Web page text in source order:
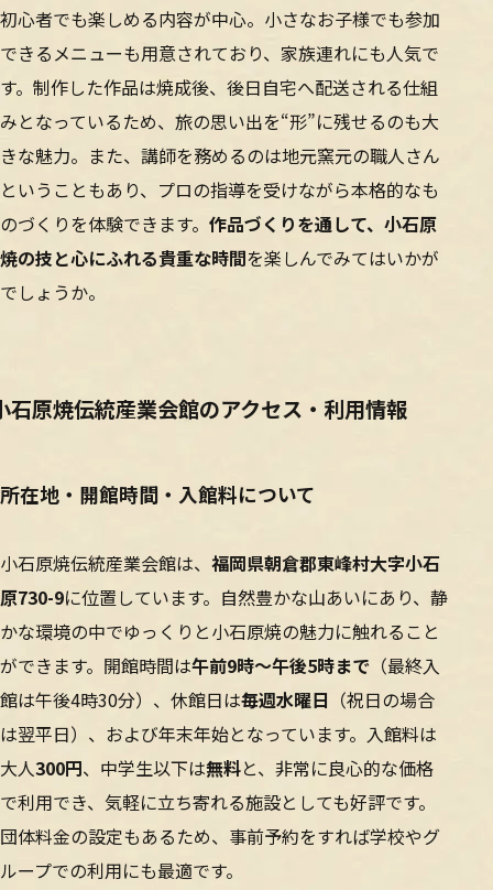
初心者でも楽しめる内容が中心。小さなお子様でも参加
できるメニューも用意されており、家族連れにも人気で
す。制作した作品は焼成後、後日自宅へ配送される仕組
みとなっているため、旅の思い出を“形”に残せるのも大
きな魅力。また、講師を務めるのは地元窯元の職人さん
ということもあり、プロの指導を受けながら本格的なも
のづくりを体験できます。 作品づくりを通して、小石原
焼の技と心にふれる貴重な時間を楽しんでみてはいかが
でしょうか。
石原焼伝統産業会館のアクセス・利用情報
所在地・開館時間・入館料について
小石原焼伝統産業会館は、 福岡県朝倉郡東峰村大字小石
原730-9に位置しています。自然豊かな山あいにあり、静
かな環境の中でゆっくりと小石原焼の魅力に触れること
ができます。開館時間は午前9時〜午後5時まで （最終入
館は午後4時30分）、休館日は毎週水曜日 （祝日の場合
は翌平日）、および年末年始となっています。入館料は
大人300円、中学生以下は無料と、非常に良心的な価格
で利用でき、気軽に立ち寄れる施設としても好評です。
団体料金の設定もあるため、事前予約をすれば学校やグ
ループでの利用にも最適です。